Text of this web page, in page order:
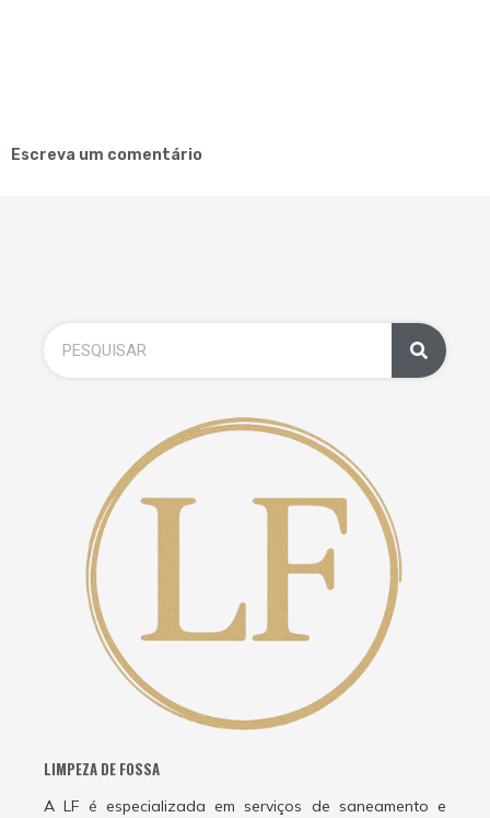
Escreva um comentário
LIMPEZA DE FOSSA
A LF é especializada em serviços de saneamento e